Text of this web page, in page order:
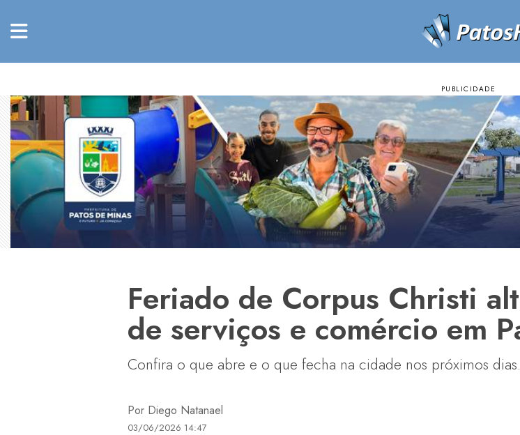
Feriado de Corpus Christi
de serviços e comércio em
Confira o que abre e o que fecha na cidade nos próximos dias.
Por Diego Natanael
03/06/2026 14:47